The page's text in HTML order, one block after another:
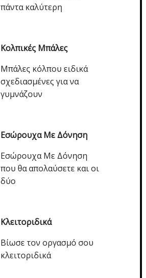
πάντα καλύτερη
Κολπικές Μπάλες
Μπάλες κόλπου ειδικά
σχεδιασμένες για να
γυμνάζουν
Εσώρουχα Με Δόνηση
Εσώρουχα Με Δόνηση
που θα απολαύσετε και οι
δύο
Κλειτοριδικά
Βίωσε τον οργασμό σου
κλειτοριδικά